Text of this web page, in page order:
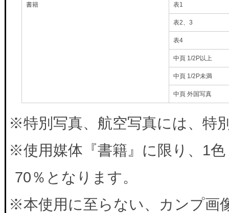
書籍 表1
表2、3
表4
中頁 1/2P以上
中頁 1/2P未満
中頁 外国写真
※特別写真、航空写真には、特
※使用媒体『書籍』に限り、1
70％となります。
※本使用に至らない、カンプ画